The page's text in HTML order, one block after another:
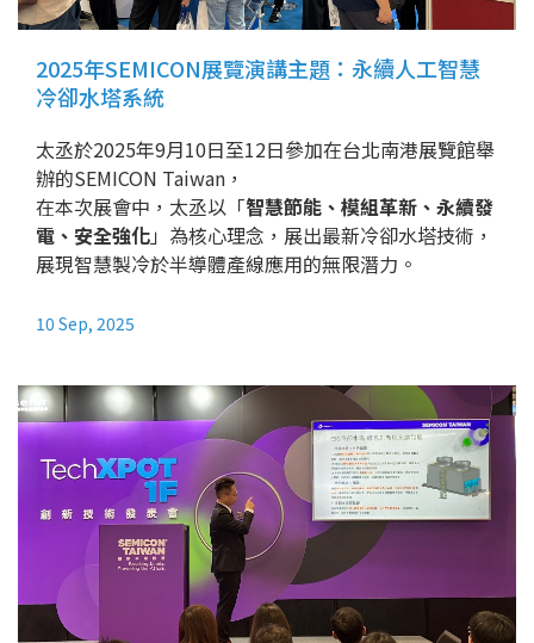
2025年SEMICON展覽演講主題：永續人工智慧
冷卻水塔系統
太丞於2025年9月10日至12日參加在台北南港展覽館舉
辦的SEMICON Taiwan，
在本次展會中，太丞以「智慧節能、模組革新、永續發
電、安全強化」為核心理念，展出最新冷卻水塔技術，
展現智慧製冷於半導體產線應用的無限潛力。
10 Sep, 2025